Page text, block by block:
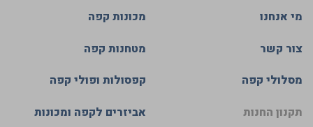
מי אנחנו
צור קשר
מסלולי קפה
תקנון החנות
מכונות קפה
מטחנות קפה
קפסולות ופולי קפה
אביזרים לקפה ומכונות